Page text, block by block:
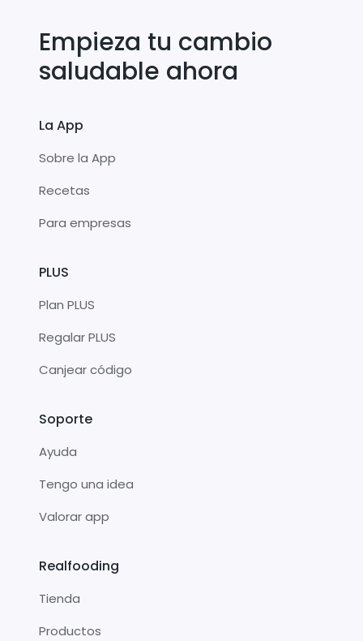
Empieza tu cambio
saludable ahora
La App
Sobre la App
Recetas
Para empresas
PLUS
Plan PLUS
Regalar PLUS
Canjear código
Soporte
Ayuda
Tengo una idea
Valorar app
Realfooding
Tienda
Productos